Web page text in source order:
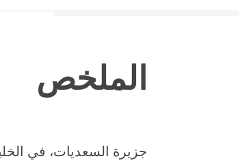
الملخص
جزيرة السعديات، في